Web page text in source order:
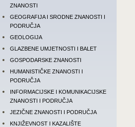
ZNANOSTI
GEOGRAFIJA I SRODNE ZNANOSTI I
PODRUČJA
GEOLOGIJA
GLAZBENE UMJETNOSTI I BALET
GOSPODARSKE ZNANOSTI
HUMANISTIČKE ZNANOSTI I
PODRUČJA
INFORMACIJSKE I KOMUNIKACIJSKE
ZNANOSTI I PODRUČJA
JEZIČNE ZNANOSTI I PODRUČJA
KNJIŽEVNOST I KAZALIŠTE